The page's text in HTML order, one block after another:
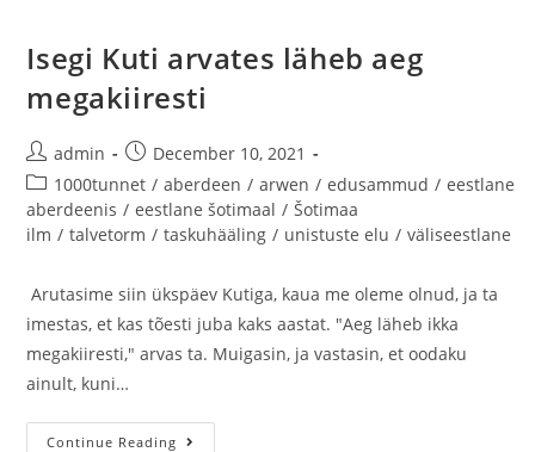
Isegi Kuti arvates läheb aeg
megakiiresti
admin
December 10, 2021
1000tunnet / aberdeen / arwen / edusammud / eestlane
aberdeenis / eestlane šotimaal / Šotimaa
ilm / talvetorm / taskuhääling / unistuste elu / väliseestlane
Arutasime siin ükspäev Kutiga, kaua me oleme olnud, ja ta
imestas, et kas tõesti juba kaks aastat. "Aeg läheb ikka
megakiiresti," arvas ta. Muigasin, ja vastasin, et oodaku
ainult, kuni…
Continue Reading